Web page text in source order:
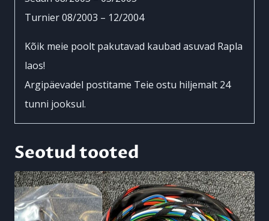
Turnier 08/2003 – 12/2004
Kõik meie poolt pakutavad kaubad asuvad Rapla
laos!
Argipäevadel postitame Teie ostu hiljemalt 24
tunni jooksul.
Seotud tooted